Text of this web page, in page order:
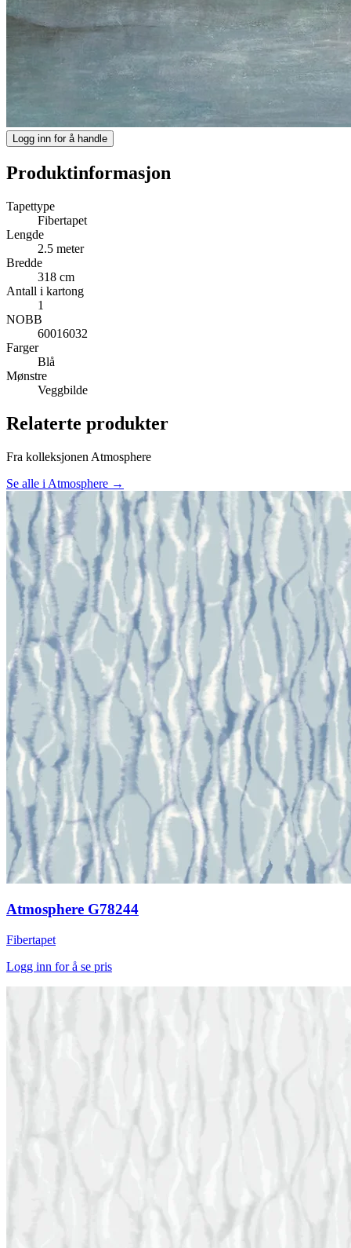
Logg inn for å handle
Produktinformasjon
Tapettype
Fibertapet
Lengde
2.5 meter
Bredde
318 cm
Antall i kartong
1
NOBB
60016032
Farger
Blå
Mønstre
Veggbilde
Relaterte produkter
Fra kolleksjonen Atmosphere
Se alle i Atmosphere →
Atmosphere G78244
Fibertapet
Logg inn for å se pris